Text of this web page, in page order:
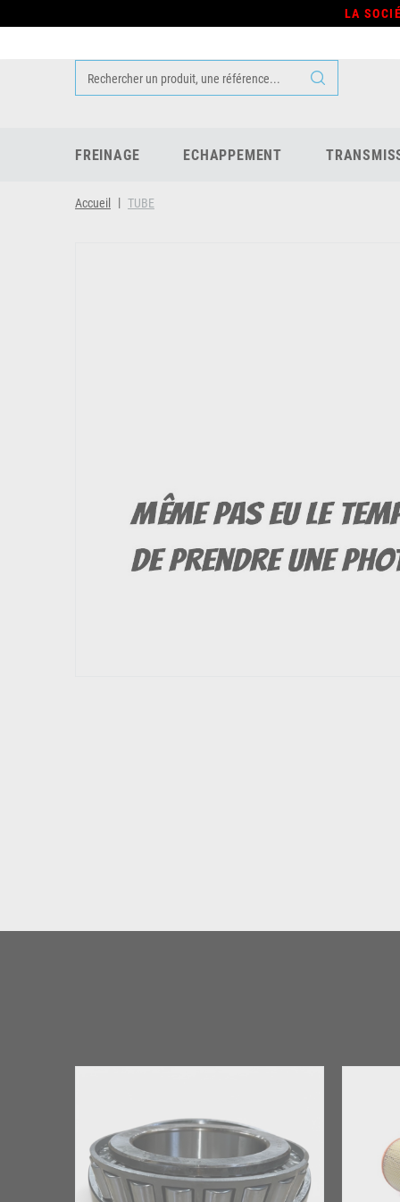
LA
FREINAGE ECHAPPEMENT
Accueil TUBE